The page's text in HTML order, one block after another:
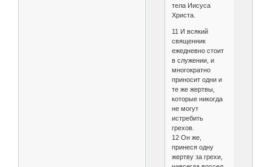
тела Иисуса
Христа.
11 И всякий
священник
ежедневно стоит
в служении, и
многократно
приносит одни и
те же жертвы,
которые никогда
не могут
истребить
грехов.
12 Он же,
принеся одну
жертву за грехи,